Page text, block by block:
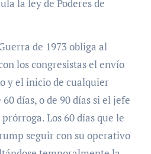
la ley de Poderes de
de 1973 obliga al
los congresistas el envío
y el inicio de cualquier
días, o de 90 días si el jefe
Los 60 días que le
seguir con su operativo